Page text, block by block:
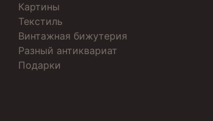
Картины
Текстиль
Винтажная бижутерия
Разный антиквариат
Подарки